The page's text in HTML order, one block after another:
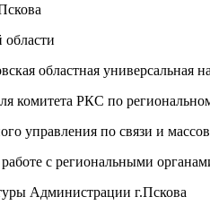
областная универсальная
комитета РКС по
управления по связи и
с региональными
Администрации г.Пскова